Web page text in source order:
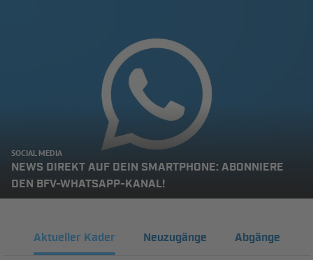
SOCIAL MEDIA
NEWS DIREKT AUF DEIN SMARTPHONE: ABONNIERE
DEN BFV-WHATSAPP-KANAL!
Aktueller Kader Neuzugänge Abgänge